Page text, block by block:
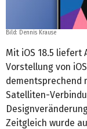
Bild: Dennis Krause
Mit iOS 18.5 liefert
Vorstellung von
dementsprechend
Satelliten-
Zeitgleich wurde